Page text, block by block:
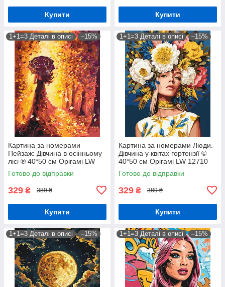
Купити Купити
1+1=3 Деталі в описі –15%
Картина за номерами
Пейзаж: Дівчина в осінньому
лісі ℗ 40*50 см Орігамі LW
3062
Готово до відправки
329 ₴ 389 ₴
Купити
1+1=3 Деталі в описі –15%
Картина за номерами Люди.
Дівчина у квітах гортензії ©
40*50 см Орігамі LW 12710
Готово до відправки
329 ₴ 389 ₴
Купити
1+1=3 Деталі в описі –15% 1+1=3 Деталі в описі –15%